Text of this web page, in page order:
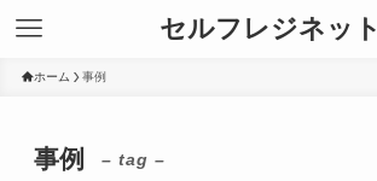
セルフレジネット
ホーム 事例
事例 – tag –